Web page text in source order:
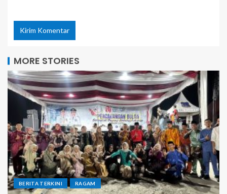
MORE STORIES
BERITA TERKINI RAGAM